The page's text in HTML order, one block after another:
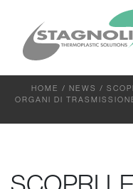
HOME / NEWS /
ORGANI DI